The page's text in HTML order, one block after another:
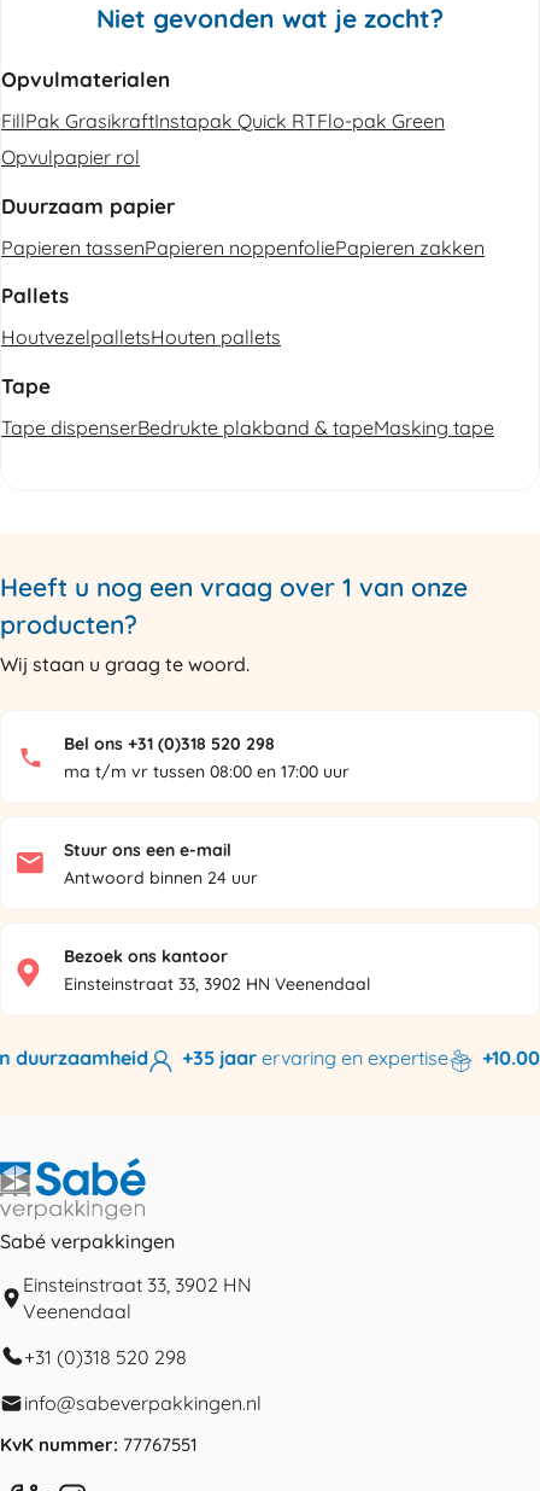
Niet gevonden wat je zocht?
Opvulmaterialen
FillPak GrasikraftInstapak Quick RTFlo-pak Green
Opvulpapier rol
Duurzaam papier
Papieren tassenPapieren noppenfoliePapieren zakken
Pallets
HoutvezelpalletsHouten pallets
Tape
Tape dispenserBedrukte plakband & tapeMasking tape
Heeft u nog een vraag over 1 van onze
producten?
Wij staan u graag te woord.
Bel ons +31 (0)318 520 298
ma t/m vr tussen 08:00 en 17:00 uur
Stuur ons een e-mail
Antwoord binnen 24 uur
Bezoek ons kantoor
Einsteinstraat 33, 3902 HN Veenendaal
+35 jaarervaring en expertise
Sabé verpakkingen
Einsteinstraat 33, 3902 HN
Veenendaal
+31 (0)318 520 298
info@sabeverpakkingen.nl
KvK nummer: 77767551